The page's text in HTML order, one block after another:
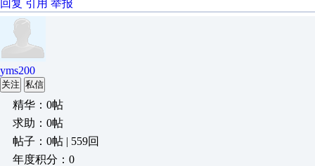
回复 引用 举报
yms200
关注 私信
精华：0帖
求助：0帖
帖子：0帖 | 559回
年度积分：0